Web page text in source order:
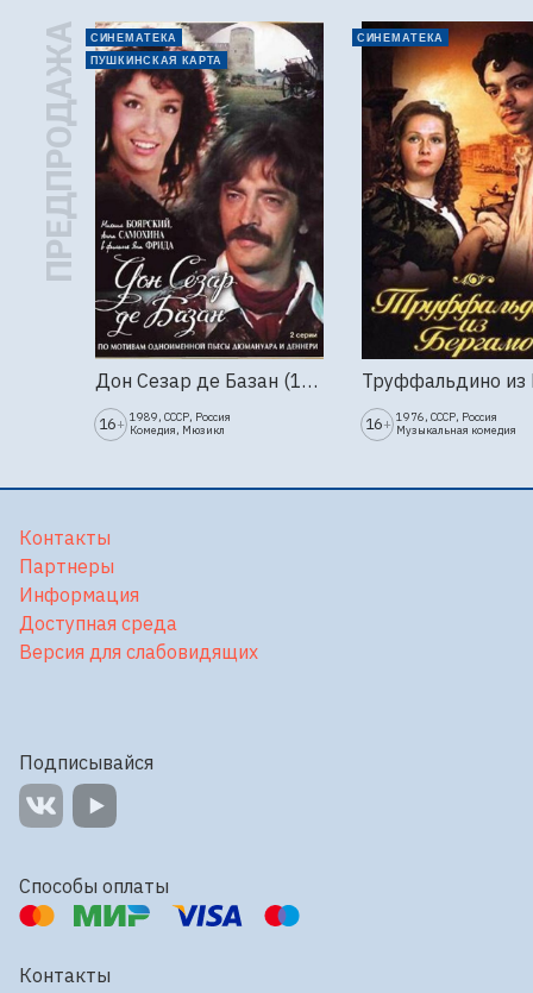
ПРЕДПРОДАЖА
СИНЕМАТЕКА
ПУШКИНСКАЯ КАРТА
Дон Сезар де Базан (1989г., Ленфильм, 2 серии)
16+ 1989, СССР, Россия
Комедия, Мюзикл
СИНЕМАТЕКА
16+ 1976, СССР, Россия
Музыкальная комедия
Контакты
Партнеры
Информация
Доступная среда
Версия для слабовидящих
Подписывайся
Способы оплаты
Контакты